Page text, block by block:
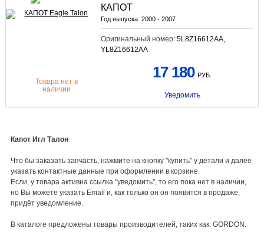
КАПОТ
Год выпуска: 2000 - 2007
Оригинальный номер: 5L8Z16612AA,
YL8Z16612AA
Товара нет в
наличии
17 180 РУБ.
Уведомить
Капот Игл Талон
Что бы заказать запчасть, нажмите на кнопку "купить" у детали и далее
указать контактные данные при оформлении в корзине.
Если, у товара активна ссылка "уведомить", то его пока нет в наличии,
но Вы можете указать Email и, как только он он появится в продаже,
придёт уведомление.
В каталоге предложены товары производителей, таких как: GORDON.